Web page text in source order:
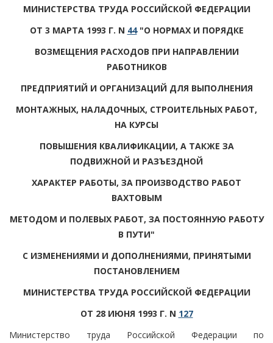
МИНИСТЕРСТВА ТРУДА РОССИЙСКОЙ ФЕДЕРАЦИИ
ОТ 3 МАРТА 1993 Г. N 44"О НОРМАХ И ПОРЯДКЕ
ВОЗМЕЩЕНИЯ РАСХОДОВ ПРИ НАПРАВЛЕНИИ
РАБОТНИКОВ
ПРЕДПРИЯТИЙ И ОРГАНИЗАЦИЙ ДЛЯ ВЫПОЛНЕНИЯ
МОНТАЖНЫХ, НАЛАДОЧНЫХ, СТРОИТЕЛЬНЫХ РАБОТ,
НА КУРСЫ
ПОВЫШЕНИЯ КВАЛИФИКАЦИИ, А ТАКЖЕ ЗА
ПОДВИЖНОЙ И РАЗЪЕЗДНОЙ
ХАРАКТЕР РАБОТЫ, ЗА ПРОИЗВОДСТВО РАБОТ
ВАХТОВЫМ
МЕТОДОМ И ПОЛЕВЫХ РАБОТ, ЗА ПОСТОЯННУЮ РАБОТУ
В ПУТИ"
С ИЗМЕНЕНИЯМИ И ДОПОЛНЕНИЯМИ, ПРИНЯТЫМИ
ПОСТАНОВЛЕНИЕМ
МИНИСТЕРСТВА ТРУДА РОССИЙСКОЙ ФЕДЕРАЦИИ
ОТ 28 ИЮНЯ 1993 Г. N 127
Министерство труда Российской Федерации по